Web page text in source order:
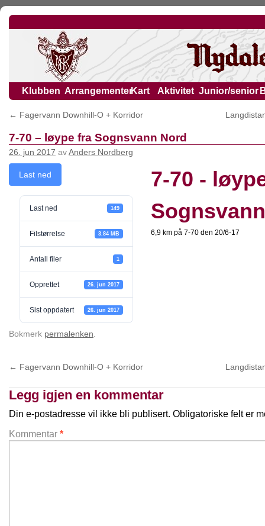
Klubben ArrangementerKart Aktivitet Junior/senior
← Fagervann Downhill-O + Korridor
7-70 – løype fra Sognsvann Nord
26. jun 2017 avAnders Nordberg
Last ned
Last ned 149
Filstørrelse 3.84 MB
Antall filer 1
Opprettet 26. jun 2017
Sist oppdatert 26. jun 2017
7-70 -
6,9 km på 7-70 den 20/6-17
Bokmerk permalenken
← Fagervann Downhill-O + Korridor
Legg igjen en kommentar
Din e-postadresse vil ikke bli publisert. Obligatoriske felt er
Kommentar *